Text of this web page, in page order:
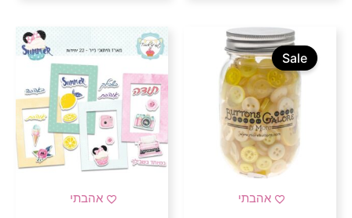
אהבתי
Sale
המחיר
המקורי
היה:
26 ₪.
המחיר
הנוכחי
הוא:
20 ₪.
אהבתי